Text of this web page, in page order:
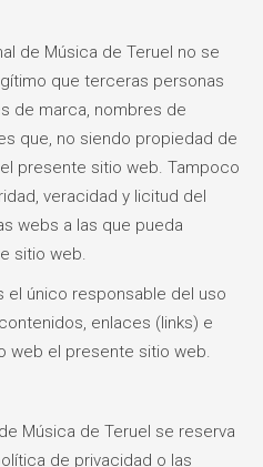
de Música de Teruel no se
que terceras personas
de marca, nombres de
que, no siendo propiedad de
presente sitio web. Tampoco
veracidad y licitud del
webs a las que pueda
sitio web.
el único responsable del uso
enlaces (links) e
web el presente sitio web.
Música de Teruel se reserva
de privacidad o las